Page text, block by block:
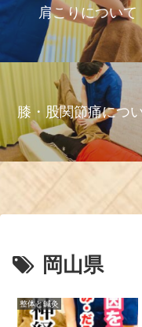
肩こりについて
膝・股関節痛につ
岡山県
整体と鍼灸